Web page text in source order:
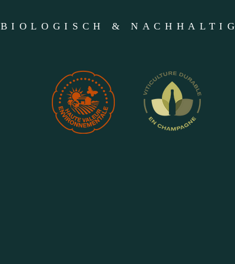
BIOLOGISCH & NACHHALTIG